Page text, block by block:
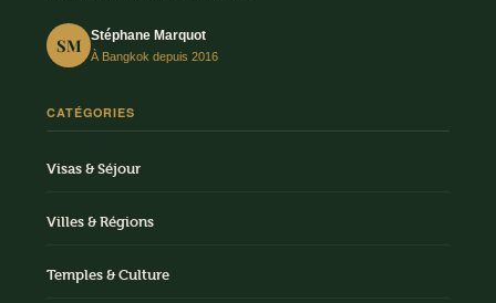
SM Stéphane Marquot
À Bangkok depuis 2016
CATÉGORIES
Visas & Séjour
Villes & Régions
Temples & Culture